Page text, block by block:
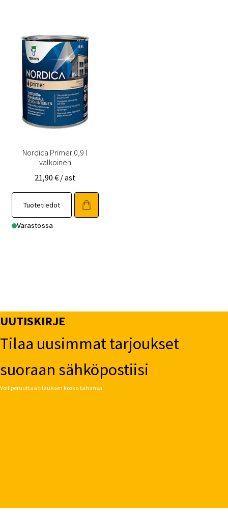
Nordica Primer 0,9 l
valkoinen
21,90 € / ast
Tuotetiedot
Varastossa
UUTISKIRJE
Tilaa uusimmat tarjoukset
suoraan sähköpostiisi
Voit peruuttaa tilauksen koska tahansa.